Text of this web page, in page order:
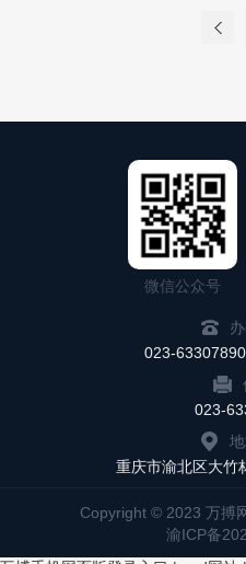
023-
023-
重庆市渝北区大竹
微信公众号
Copyright © 2023 万搏
渝ICP备